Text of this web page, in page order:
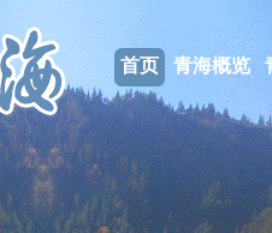
首页 青海概览